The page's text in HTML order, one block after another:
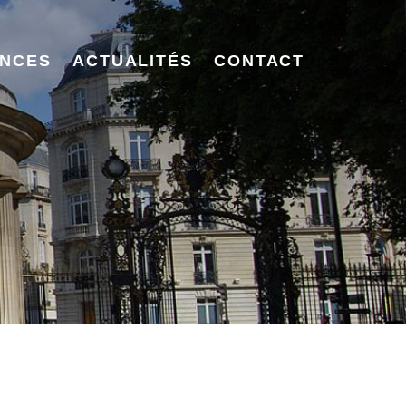
ACTUALITÉS CONTACT
euros,
le siège social